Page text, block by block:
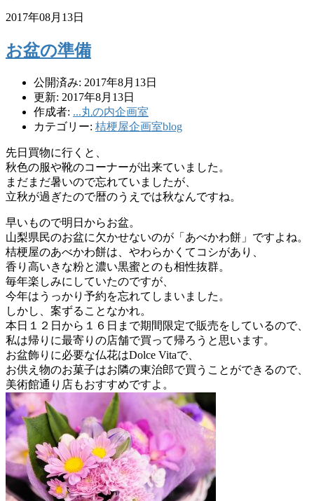
2017年08月13日
お盆の準備
公開済み: 2017年8月13日
更新: 2017年8月13日
作成者: ...丸の内企画室
カテゴリー: 桔梗屋企画室blog
先日買物に行くと、
秋色の服や靴のコーナーが出来ていました。
まだまだ暑いので忘れていましたが、
立秋が過ぎたので暦のうえでは秋なんですね。
早いもので明日からお盆。
山梨県民のお盆に欠かせないのが「あべかわ餅」ですよね。
桔梗屋のあべかわ餅は、やわらかくてコシがあり、
香り高いきな粉と濃い黒蜜とのも相性抜群。
毎年楽しみにしていたのですが、
今年はうっかり予約を忘れてしまいました。
しかし、案ずることなかれ。
本日１２日から１６日まで期間限定で販売をしているので、
私は帰りに最寄りの店舗で買って帰ろうと思います。
お盆飾りに必要な仏花はDolce Vitaで、
お供え物のお菓子はお隣の東治郎で買うことができるので、
美術館通り店もおすすめですよ。